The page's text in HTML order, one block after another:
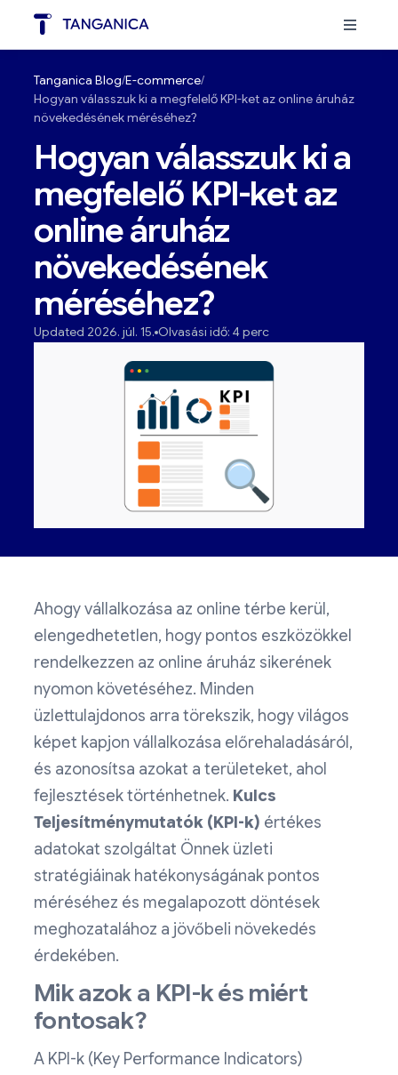
Tanganica Blog E-commerce
Hogyan válasszuk ki a megfelelő KPI-ket az online áruház
növekedésének méréséhez?
Hogyan válasszuk ki a
megfelelő KPI-ket az
online áruház
növekedésének
méréséhez?
Updated 2026. júl. 15. Olvasási idő: 4 perc
Ahogy vállalkozása az online térbe kerül,
elengedhetetlen, hogy pontos eszközökkel
rendelkezzen az online áruház sikerének
nyomon követéséhez. Minden
üzlettulajdonos arra törekszik, hogy világos
képet kapjon vállalkozása előrehaladásáról,
és azonosítsa azokat a területeket, ahol
fejlesztések történhetnek. Kulcs
Teljesítménymutatók (KPI-k) értékes
adatokat szolgáltat Önnek üzleti
stratégiáinak hatékonyságának pontos
méréséhez és megalapozott döntések
meghozatalához a jövőbeli növekedés
érdekében.
Mik azok a KPI-k és miért
fontosak?
A KPI-k (Key Performance Indicators)